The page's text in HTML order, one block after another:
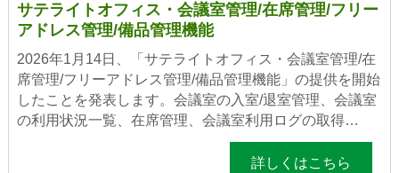
サテライトオフィス・会議室管理/在席管理/フリー
アドレス管理/備品管理機能
2026年1月14日、「サテライトオフィス・会議室管理/在
席管理/フリーアドレス管理/備品管理機能」の提供を開始
したことを発表します。会議室の入室/退室管理、会議室
の利用状況一覧、在席管理、会議室利用ログの取得…
詳しくはこちら